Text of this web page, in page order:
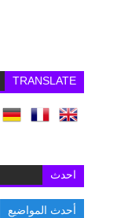
TRANSLATE
احدث
أحدث المواضيع